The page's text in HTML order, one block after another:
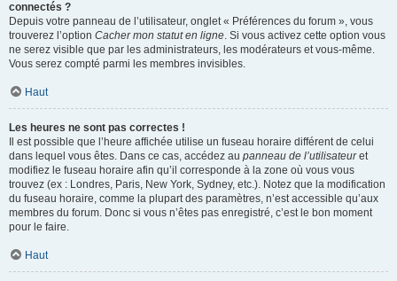
connectés ?
Depuis votre panneau de l’utilisateur, onglet « Préférences du forum », vous
trouverez l’option Cacher mon statut en ligne. Si vous activez cette option vous
ne serez visible que par les administrateurs, les modérateurs et vous-même.
Vous serez compté parmi les membres invisibles.
Haut
Les heures ne sont pas correctes !
Il est possible que l’heure affichée utilise un fuseau horaire différent de celui
dans lequel vous êtes. Dans ce cas, accédez au panneau de l’utilisateuret
modifiez le fuseau horaire afin qu’il corresponde à la zone où vous vous
trouvez (ex : Londres, Paris, New York, Sydney, etc.). Notez que la modification
du fuseau horaire, comme la plupart des paramètres, n’est accessible qu’aux
membres du forum. Donc si vous n’êtes pas enregistré, c’est le bon moment
pour le faire.
Haut